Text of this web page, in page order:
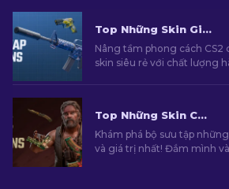
Top Những Skin Giá Rẻ Hàng Đầu Trong CS2 [2026]
Nâng tầm phong cách CS2
skin siêu rẻ với chất lượng
Top Những Skin CS2 Tốt Nhất [2026]
Khám phá bộ sưu tập
và giá trị nhất! Đắm mình